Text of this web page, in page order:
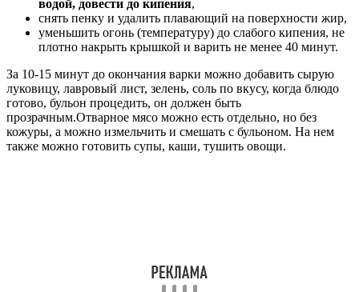
водой, довести до кипения,
снять пенку и удалить плавающий на поверхности жир,
уменьшить огонь (температуру) до слабого кипения, не
плотно накрыть крышкой и варить не менее 40 минут.
За 10-15 минут до окончания варки можно добавить сырую
луковицу, лавровый лист, зелень, соль по вкусу, когда блюдо
готово, бульон процедить, он должен быть
прозрачным.Отварное мясо можно есть отдельно, но без
кожуры, а можно измельчить и смешать с бульоном. На нем
также можно готовить супы, каши, тушить овощи.